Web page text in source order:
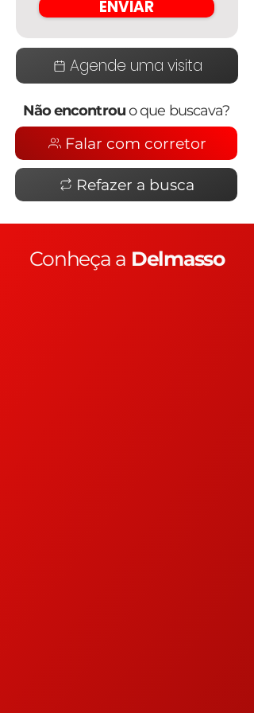
ENVIAR
Agende uma visita
Não encontrouo que buscava?
Falar com corretor
Refazer a busca
Conheça a Delmasso